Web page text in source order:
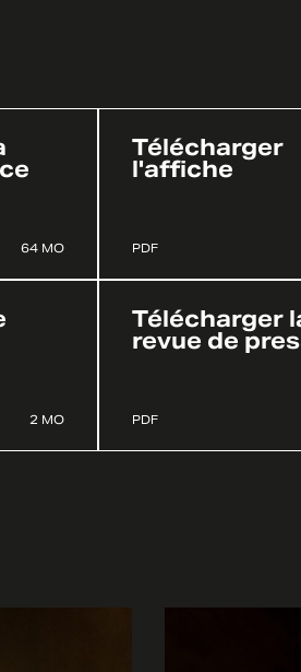
64 MO
Télécharger
l'affiche
PDF
2 MO
Télécharger
revue de
PDF